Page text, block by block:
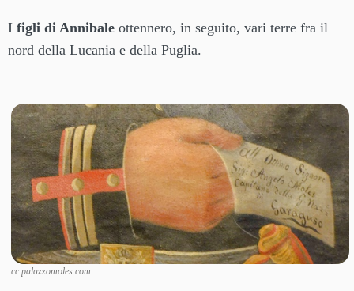
I figli di Annibale ottennero, in seguito, vari terre fra il
nord della Lucania e della Puglia.
cc palazzomoles.com